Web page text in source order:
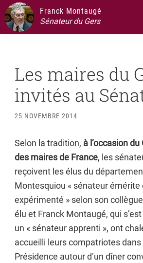
Passer
au
contenu
Passer
la
principale
Passer
au
pied
Franck Montaugé
Sénateur du Gers
Les maires du
invités au
25 NOVEMBRE 2014
Selon la tradition, à l’occasion
des maires de France, les
reçoivent les élus du
Montesquiou « sénateur émérite
expérimenté » selon son
élu et Franck Montaugé, qui
un « sénateur apprenti », ont
accueilli leurs compatriotes dans
Présidence autour d’un dîner